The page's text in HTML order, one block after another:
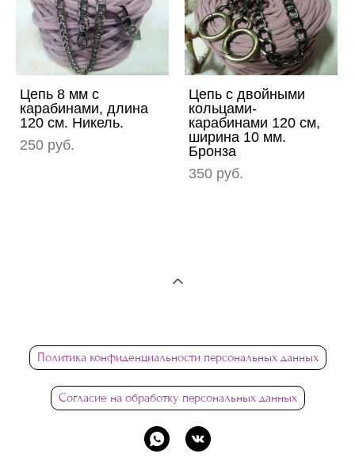
Цепь 8 мм с
карабинами, длина
120 см. Никель.
250 pуб.
Цепь с двойными
кольцами-
карабинами 120 см,
ширина 10 мм.
Бронза
350 pуб.
Политика конфиденциальности персональных данных
Согласие на обработку персональных данных